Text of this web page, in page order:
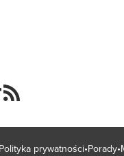
Polityka prywatności Porady